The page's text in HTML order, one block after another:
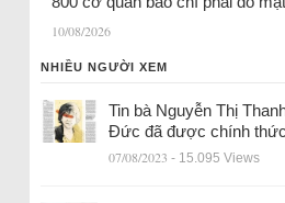
10/08/2026
NHIỀU NGƯỜI XEM
Tin bà Nguyễn Thị
Đức đã được chính
07/08/2023 - 15.095 Views